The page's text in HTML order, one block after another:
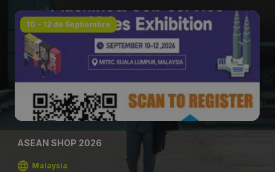
10 - 12 de Septiembre
ASEAN SHOP 2026
Malaysia